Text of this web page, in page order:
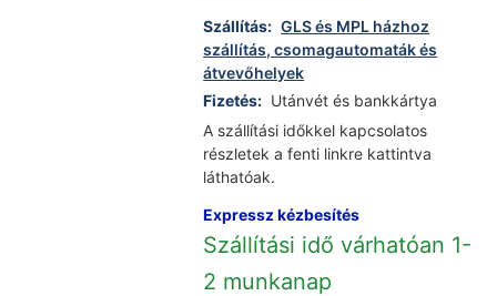
Szállítás: GLS és MPL házhoz
szállítás, csomagautomaták és
átvevőhelyek
Fizetés: Utánvét és bankkártya
A szállítási időkkel kapcsolatos
részletek a fenti linkre kattintva
láthatóak.
Expressz kézbesítés
Szállítási idő várhatóan 1-
2 munkanap